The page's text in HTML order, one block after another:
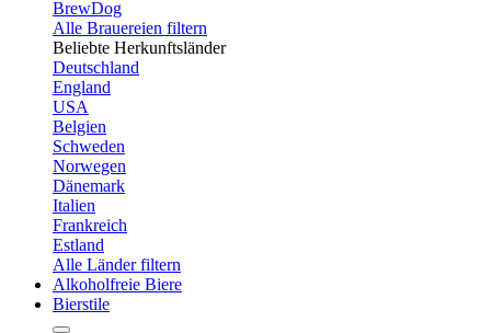
BrewDog
Alle Brauereien filtern
Beliebte Herkunftsländer
Deutschland
England
USA
Belgien
Schweden
Norwegen
Dänemark
Italien
Frankreich
Estland
Alle Länder filtern
Alkoholfreie Biere
Bierstile